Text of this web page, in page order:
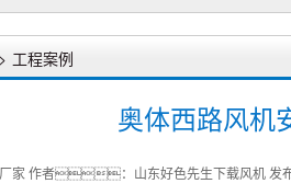
工程案例
奥体西路风机
家 作者：山东好色先生下载风机 发